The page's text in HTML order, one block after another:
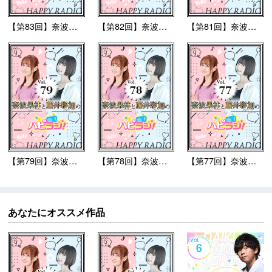
【第83回】奈波果林と... 【第82回】奈波果林と... 【第81回】奈波果林と...
【第79回】奈波果林と... 【第78回】奈波果林と... 【第77回】奈波果林と...
あなたにオススメ作品